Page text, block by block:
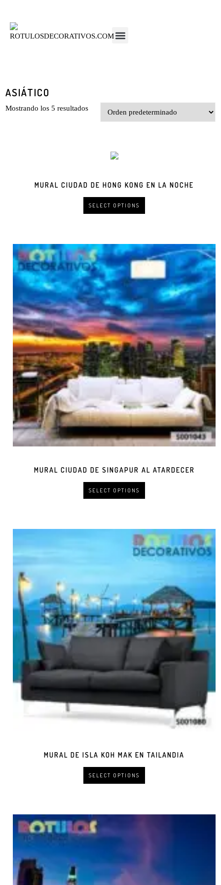
ASIÁTICO
Mostrando los 5 resultados
MURAL CIUDAD DE HONG KONG EN LA NOCHE
SELECT OPTIONS
MURAL CIUDAD DE SINGAPUR AL ATARDECER
SELECT OPTIONS
MURAL DE ISLA KOH MAK EN TAILANDIA
SELECT OPTIONS